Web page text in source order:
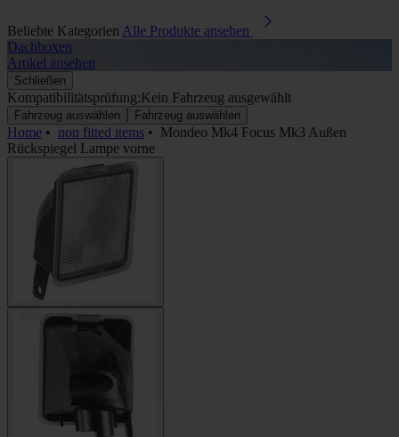
Beliebte Kategorien Alle Produkte ansehen
Dachboxen
Artikel ansehen
Schließen
Kompatibilitätsprüfung:Kein Fahrzeug ausgewählt
Fahrzeug auswählen Fahrzeug auswählen
Home • non fitted items • Mondeo Mk4 Focus Mk3 Außen
Rückspiegel Lampe vorne